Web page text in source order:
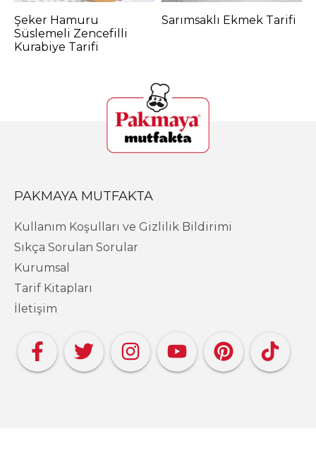
Şeker Hamuru
Süslemeli Zencefilli
Kurabiye Tarifi
Sarımsaklı Ekmek Tarifi
PAKMAYA MUTFAKTA
Kullanım Koşulları ve Gizlilik Bildirimi
Sıkça Sorulan Sorular
Kurumsal
Tarif Kitapları
İletişim